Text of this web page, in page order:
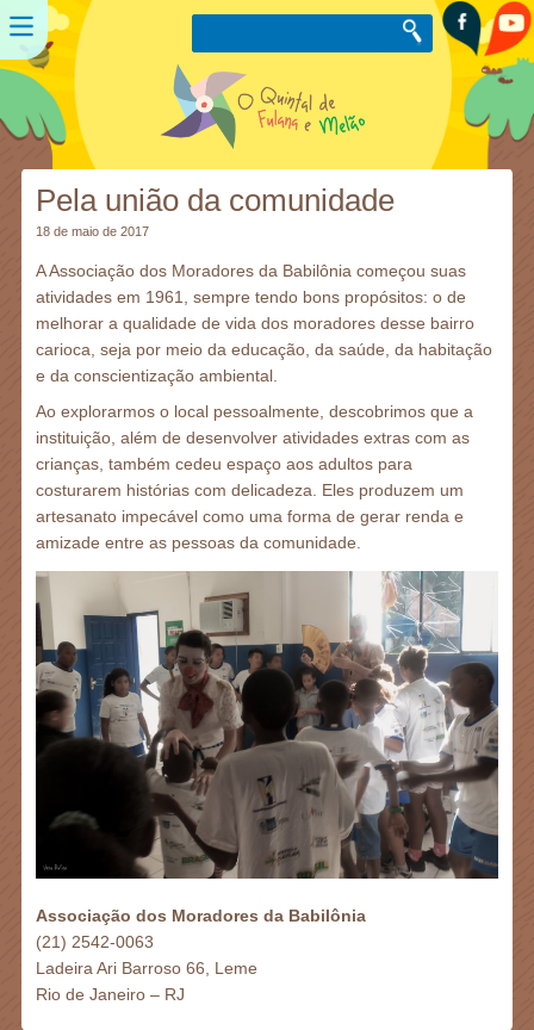
Pela união da comunidade
18 de maio de 2017
A Associação dos Moradores da Babilônia começou suas
atividades em 1961, sempre tendo bons propósitos: o de
melhorar a qualidade de vida dos moradores desse bairro
carioca, seja por meio da educação, da saúde, da habitação
e da conscientização ambiental.
Ao explorarmos o local pessoalmente, descobrimos que a
instituição, além de desenvolver atividades extras com as
crianças, também cedeu espaço aos adultos para
costurarem histórias com delicadeza. Eles produzem um
artesanato impecável como uma forma de gerar renda e
amizade entre as pessoas da comunidade.
Associação dos Moradores da Babilônia
(21) 2542-0063
Ladeira Ari Barroso 66, Leme
Rio de Janeiro – RJ